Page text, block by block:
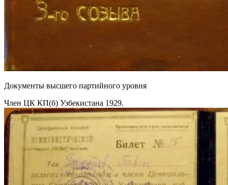
Документы высшего партийного уровня
Член ЦК КП(б) Узбекистана 1929.